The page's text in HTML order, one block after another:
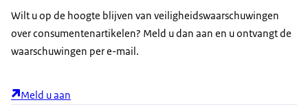
Wilt u op de hoogte blijven van veiligheidswaarschuwingen
over consumentenartikelen? Meld u dan aan en u ontvangt de
waarschuwingen per e-mail.
Meld u aan